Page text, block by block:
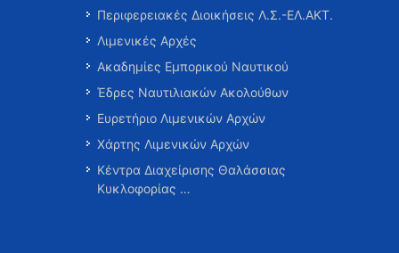
Περιφερειακές Διοικήσεις Λ.Σ.-ΕΛ.ΑΚΤ.
Λιμενικές Αρχές
Ακαδημίες Εμπορικού Ναυτικού
Έδρες Ναυτιλιακών Ακολούθων
Ευρετήριο Λιμενικών Αρχών
Χάρτης Λιμενικών Αρχών
Κέντρα Διαχείρισης Θαλάσσιας
Κυκλοφορίας …